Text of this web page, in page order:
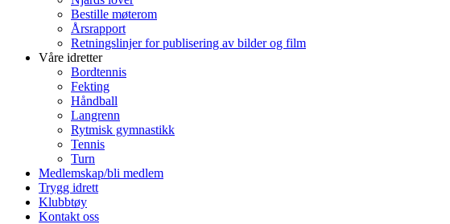
Bestille møterom
Årsrapport
Retningslinjer for publisering av bilder og film
Våre idretter
Bordtennis
Fekting
Håndball
Langrenn
Rytmisk gymnastikk
Tennis
Turn
Medlemskap/bli medlem
Trygg idrett
Klubbtøy
Kontakt oss